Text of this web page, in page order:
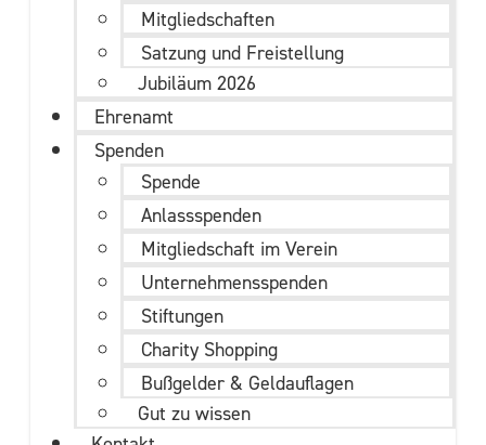
Mitgliedschaften
Satzung und Freistellung
Jubiläum 2026
Ehrenamt
Spenden
Spende
Anlassspenden
Mitgliedschaft im Verein
Unternehmens­spenden
Stiftungen
Charity Shopping
Bußgelder & Geldauflagen
Gut zu wissen